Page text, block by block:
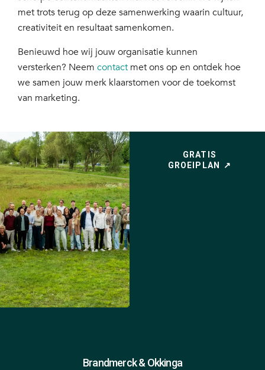
met trots terug op deze samenwerking waarin cultuur,
creativiteit en resultaat samenkomen.
Benieuwd hoe wij jouw organisatie kunnen
versterken? Neem contact met ons op en ontdek hoe
we samen jouw merk klaarstomen voor de toekomst
van marketing.
GRATIS
GROEIPLAN
Brandmerck & Okkinga